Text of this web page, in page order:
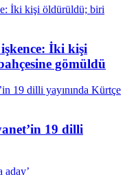
İki kişi
gömüldü
19 dilli